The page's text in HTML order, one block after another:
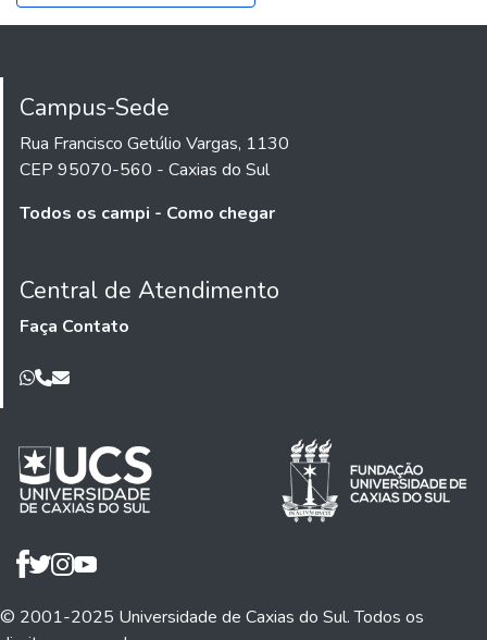
Campus-Sede
Rua Francisco Getúlio Vargas, 1130
CEP 95070-560 - Caxias do Sul
Todos os campi - Como chegar
Central de Atendimento
Faça Contato
© 2001-2025 Universidade de Caxias do Sul. Todos os